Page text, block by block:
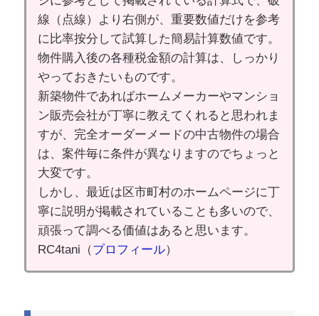
線（点線）より右側が、重要数値だけを参考
に比率按分して試算した簡易計算数値です。
物件購入後の各種税金額の計算は、しっかり
やっておきたいものです。
新築物件であればホームメーカーやマンショ
ン販売会社が丁寧に教えてくれると思われま
すが、完全オーダーメードの中古物件の場合
は、案件毎に条件が異なりますのでちょっと
大変です。
しかし、最近は区市町村のホームページに丁
寧に説明が掲載されていることも多いので、
頑張って調べる価値はあると思います。
RC4tani（プロフィール）